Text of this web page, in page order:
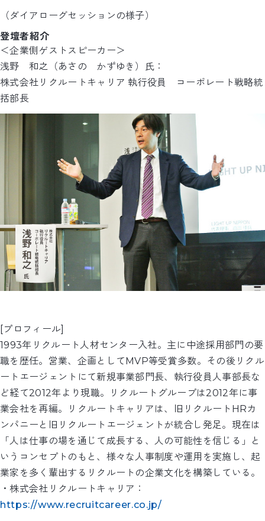
（ダイアローグセッションの様子）
登壇者紹介
＜企業側ゲストスピーカー＞
浅野 和之（あさの かずゆき）氏：
株式会社リクルートキャリア 執行役員 コーポレート戦略統
括部長
[プロフィール]
1993年リクルート人材センター入社。主に中途採用部門の要
職を歴任。営業、企画としてMVP等受賞多数。その後リクル
ートエージェントにて新規事業部門長、執行役員人事部長な
ど経て2012年より現職。リクルートグループは2012年に事
業会社を再編。リクルートキャリアは、旧リクルートHRカ
ンパニーと旧リクルートエージェントが統合し発足。現在は
「人は仕事の場を通じて成長する、人の可能性を信じる」と
いうコンセプトのもと、様々な人事制度や運用を実施し、起
業家を多く輩出するリクルートの企業文化を構築している。
・株式会社リクルートキャリア：
https://www.recruitcareer.co.jp/